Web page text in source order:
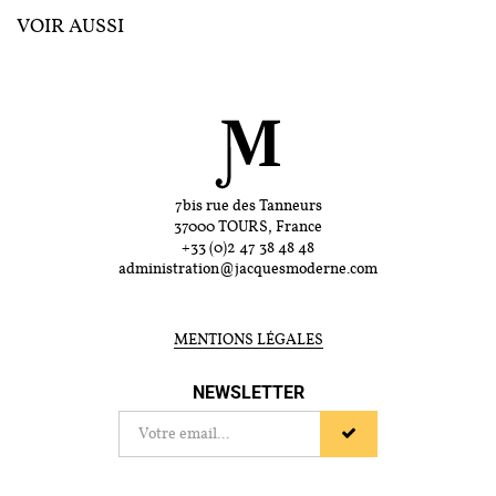
VOIR AUSSI
7bis rue des Tanneurs
37000 TOURS, France
+33 (0)2 47 38 48 48
administration@jacquesmoderne.com
MENTIONS LÉGALES
NEWSLETTER